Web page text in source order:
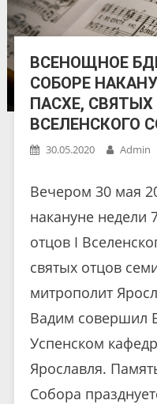
ВСЕНОЩНОЕ
СОБОРЕ
ПАСХЕ,
ВСЕЛЕНСКОГО
30.05.2020 Admin
Вечером 30 мая
накануне недели
отцов I
святых отцов
митрополит
Вадим совершил
Успенском
Ярославля.
Собора